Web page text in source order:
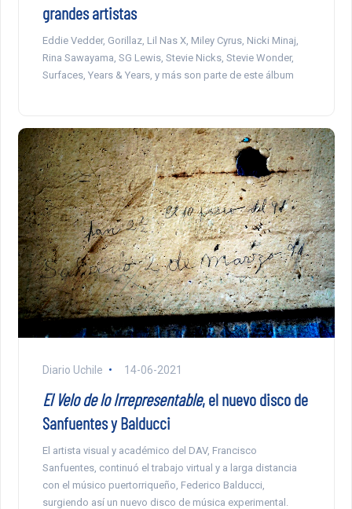
grandes artistas
Eddie Vedder, Gorillaz, Lil Nas X, Miley Cyrus, Nicki Minaj,
Rina Sawayama, SG Lewis, Stevie Nicks, Stevie Wonder,
Surfaces, Years & Years, y más son parte de este álbum
Diario Uchile 14-06-2021
El Velo de lo Irrepresentable, el nuevo disco de
Sanfuentes y Balducci
El artista visual y académico del DAV, Francisco
Sanfuentes, continuó el trabajo virtual y a larga distancia
con el músico puertorriqueño, Federico Balducci,
surgiendo así un nuevo disco de música experimental.